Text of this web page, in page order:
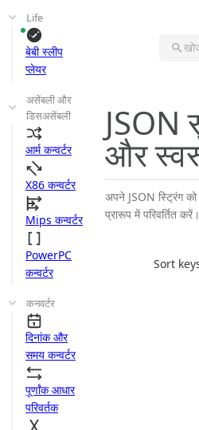
Life
बेबी स्लीप
प्लेयर
असेंबली और
डिसअसेंबली
आर्म कन्वर्टर
X86 कन्वर्टर
Mips कन्वर्टर
PowerPC
कन्वर्टर
कनवर्टर
दिनांक और
समय कन्वर्टर
पूर्णांक आधार
परिवर्तक
JSON
और
अपने JSON स्ट्रिंग
प्रारूप में परिवर्तित करें।
Sort